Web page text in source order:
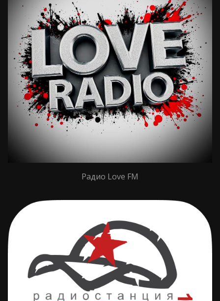
Радио Love FM